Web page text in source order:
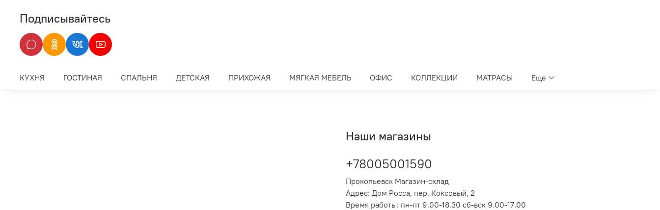
Подписывайтесь
КУХНЯ ГОСТИНАЯ СПАЛЬНЯ ДЕТСКАЯ ПРИХОЖАЯ МЯГКАЯ МЕБЕЛЬ ОФИС КОЛЛЕКЦИИ МАТРАСЫ Еще
Наши магазины
+78005001590
Прокопьевск Магазин-склад
Адрес: Дом Росса, пер. Коксовый, 2
Время работы: пн-пт 9.00-18.30 сб-вск 9.00-17.00